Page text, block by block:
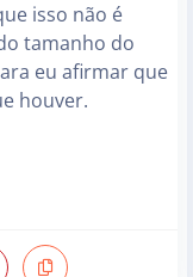
isso não é
tamanho do
eu afirmar que
houver.